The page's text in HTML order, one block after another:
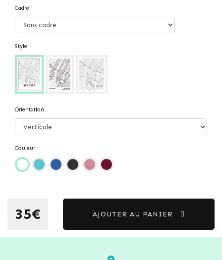
Cadre
Style
Orientation
Couleur
35€ AJOUTER AU PANIER